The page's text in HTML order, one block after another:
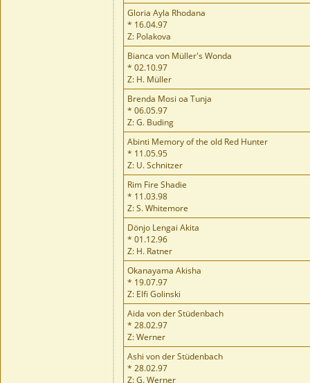
Gloria Ayla Rhodana
* 16.04.97
Z: Polakova
Bianca von Müller's Wonda
* 02.10.97
Z: H. Müller
Brenda Mosi oa Tunja
* 06.05.97
Z: G. Buding
Abinti Memory of the old Red Hunter
* 11.05.95
Z: U. Schnitzer
Rim Fire Shadie
* 11.03.98
Z: S. Whitemore
Dönjo Lengai Akita
* 01.12.96
Z: H. Ratner
Okanayama Akisha
* 19.07.97
Z: Elfi Golinski
Aida von der Stüdenbach
* 28.02.97
Z: Werner
Ashi von der Stüdenbach
* 28.02.97
Z: G. Werner